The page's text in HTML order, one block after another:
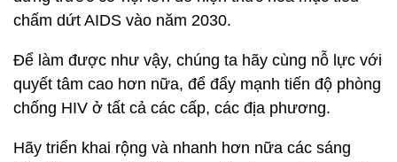
chấm dứt AIDS vào năm 2030.
Để làm được như vậy, chúng ta hãy cùng nỗ lực với
quyết tâm cao hơn nữa, để đẩy mạnh tiến độ phòng
chống HIV ở tất cả các cấp, các địa phương.
Hãy triển khai rộng và nhanh hơn nữa các sáng